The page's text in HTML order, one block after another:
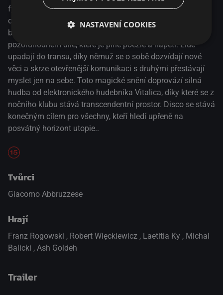
fyzický a duševní prostor? Giacomo Abbruzzese tyto
otázky zkoumá s pozoruhodným smyslem pro
bezprostřední myšlení a velkou vynalézavostí ve vizuálně
pozoruhodném díle, které je plné poezie a napětí. Lidé
upadají do transu, díky němuž se o sobě dozvídají nové
věci a skrze otevřenější komunikaci s druhými přestávají
myslet jen na sebe. Toto magické snění doprovází silná
hudba od elektronického hudebníka Vitalica, díky které se z
nočního klubu stává transcendentní prostor. Disco se stává
konečným cílem pro všechny, kteří hledí upřeně na
posvátný horizont utopie..
Tvůrci
Giacomo Abbruzzese
Hrají
Franz Rogowski , Robert Więckiewicz , Laetitia Ky , Michal
Balicki , Ash Goldeh
Trailer
NASTAVENÍ COOKIES